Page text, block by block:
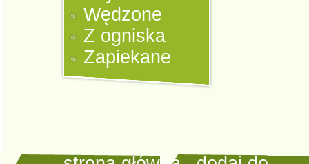
Wędzone
Z ogniska
Zapiekane